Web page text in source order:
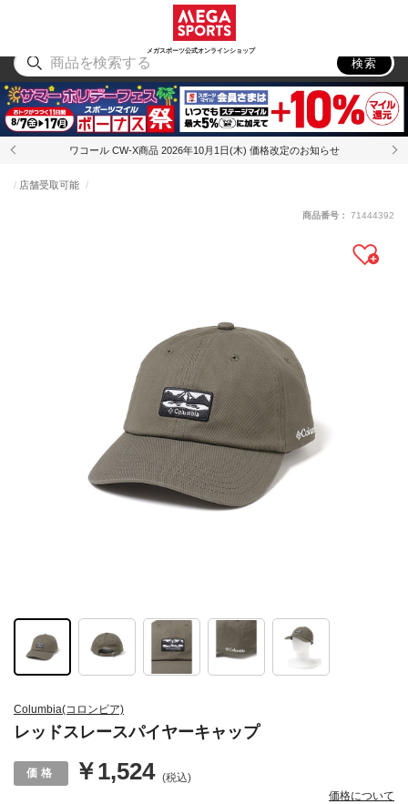
メガスポーツ公式オンラインショップ
アウトドア
検索
ワコール CW-X商品 2026年10月1日(木) 価格改定のお知らせ
Columbia(コロンビア)
レッドスレースパイヤーキャップ
店舗受取可能
￥1,524 (税込)
価格について
商品番号： 71444392